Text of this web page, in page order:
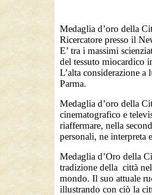
Medaglia d’oro della
Ricercatore presso il
E’ tra i massimi
del tessuto miocardico
L’alta considerazione
Parma.
Medaglia d’oro della
cinematografico e
riaffermare, nella
personali, ne interpreta
Medaglia d’Oro della
tradizione della città
mondo. Il suo attuale
illustrando con ciò la